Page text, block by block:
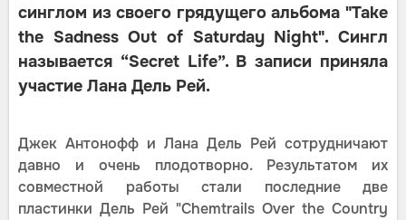
синглом из своего грядущего альбома "Take
the Sadness Out of Saturday Night". Сингл
называется “Secret Life”. В записи приняла
участие Лана Дель Рей.
Джек Антонофф и Лана Дель Рей сотрудничают
давно и очень плодотворно. Результатом их
совместной работы стали последние две
пластинки Дель Рей "Chemtrails Over the Country